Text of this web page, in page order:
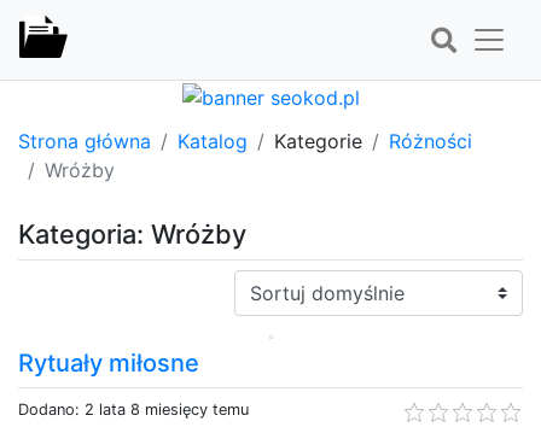
Strona główna Katalog Kategorie
Różności
Wróżby
Kategoria: Wróżby
Sortuj:
Rytuały miłosne
Dodano: 2 lata 8 miesięcy temu